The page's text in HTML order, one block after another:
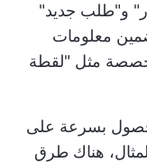
و"طلب جديد"
معلومات
مثل "لقطة
بسرعة على
هناك طرق